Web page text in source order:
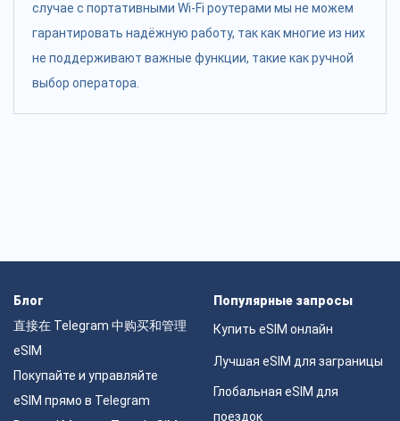
случае с портативными Wi-Fi роутерами мы не можем
гарантировать надёжную работу, так как многие из них
не поддерживают важные функции, такие как ручной
выбор оператора.
Блог
直接在 Telegram 中购买和管理
eSIM
Покупайте и управляйте
eSIM прямо в Telegram
Популярные запросы
Купить eSIM онлайн
Лучшая eSIM для заграницы
Глобальная eSIM для
поездок